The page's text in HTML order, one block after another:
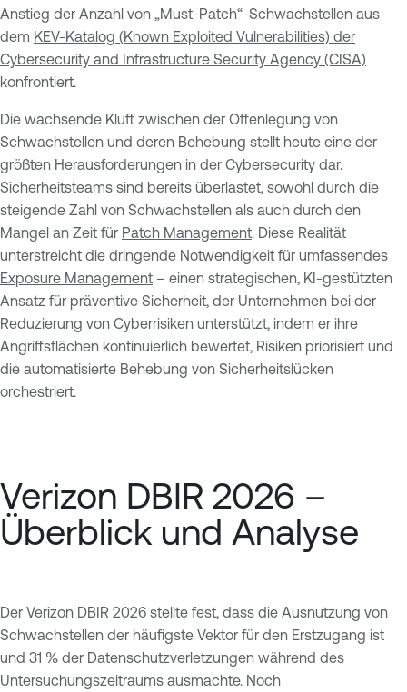
Anstieg der Anzahl von „Must-Patch“-Schwachstellen aus
dem KEV-Katalog (Known Exploited Vulnerabilities) der
Cybersecurity and Infrastructure Security Agency (CISA)
konfrontiert.
Die wachsende Kluft zwischen der Offenlegung von
Schwachstellen und deren Behebung stellt heute eine der
größten Herausforderungen in der Cybersecurity dar.
Sicherheitsteams sind bereits überlastet, sowohl durch die
steigende Zahl von Schwachstellen als auch durch den
Mangel an Zeit für Patch Management. Diese Realität
unterstreicht die dringende Notwendigkeit für umfassendes
Exposure Management – einen strategischen, KI-gestützten
Ansatz für präventive Sicherheit, der Unternehmen bei der
Reduzierung von Cyberrisiken unterstützt, indem er ihre
Angriffsflächen kontinuierlich bewertet, Risiken priorisiert und
die automatisierte Behebung von Sicherheitslücken
orchestriert.
Verizon DBIR 2026 –
Überblick und Analyse
Der Verizon DBIR 2026 stellte fest, dass die Ausnutzung von
Schwachstellen der häufigste Vektor für den Erstzugang ist
und 31 % der Datenschutzverletzungen während des
Untersuchungszeitraums ausmachte. Noch